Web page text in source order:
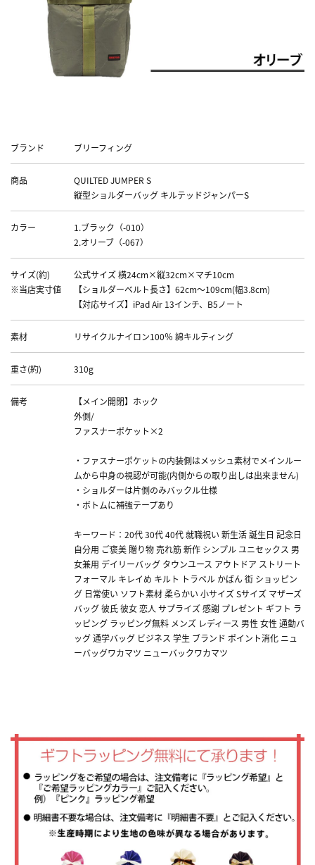
ブランド
ブリーフィング
商品
QUILTED JUMPER S
縦型ショルダーバッグ キルテッドジャンパーS
カラー
1.ブラック（-010）
2.オリーブ（-067）
サイズ(約)
※当店実寸値
公式サイズ 横24cm×縦32cm×マチ10cm
【ショルダーベルト長さ】62cm～109cm(幅3.8cm)
【対応サイズ】iPad Air 13インチ、B5ノート
素材 リサイクルナイロン100％ 綿キルティング
重さ(約) 310g
備考
【メイン開閉】ホック
外側/
ファスナーポケット×2
・ファスナーポケットの内装側はメッシュ素材でメインルー
ムから中身の視認が可能(内側からの取り出しは出来ません)
・ショルダーは片側のみバックル仕様
・ボトムに補強テープあり
キーワード：20代 30代 40代 就職祝い 新生活 誕生日 記念日
自分用 ご褒美 贈り物 売れ筋 新作 シンプル ユニセックス 男
女兼用 デイリーバッグ タウンユース アウトドア ストリート
フォーマル キレイめ キルト トラベル かばん 街 ショッピン
グ 日常使い ソフト素材 柔らかい 小サイズ Sサイズ マザーズ
バッグ 彼氏 彼女 恋人 サプライズ 感謝 プレゼント ギフト ラ
ッピング ラッピング無料 メンズ レディース 男性 女性 通勤バ
ッグ 通学バッグ ビジネス 学生 ブランド ポイント消化 ニュ
ーバッグワカマツ ニューバックワカマツ